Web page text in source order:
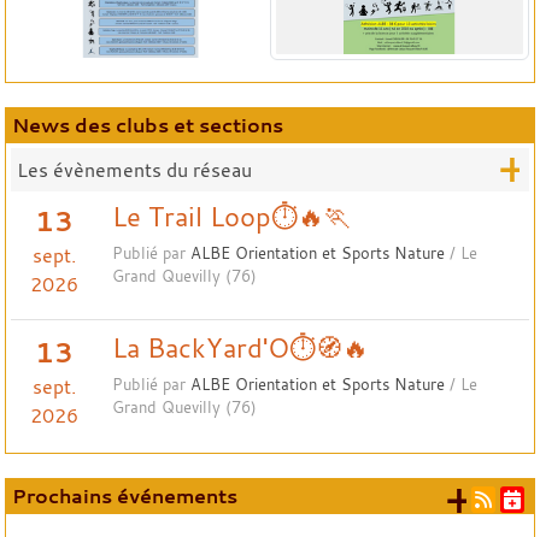
News des clubs et sections
Les évènements du réseau
13
sept.
2026
Le Trail Loop⏱️🔥🏃
Publié par ALBE Orientation et Sports Nature/ Le
Grand Quevilly (76)
13
sept.
2026
La BackYard'O⏱️🧭🔥
Publié par ALBE Orientation et Sports Nature/ Le
Grand Quevilly (76)
+
Prochains événements +